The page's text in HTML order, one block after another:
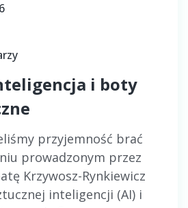
i boty
przyjemność brać
prowadzonym przez
Krzywosz-Rynkiewicz
inteligencji (AI) i